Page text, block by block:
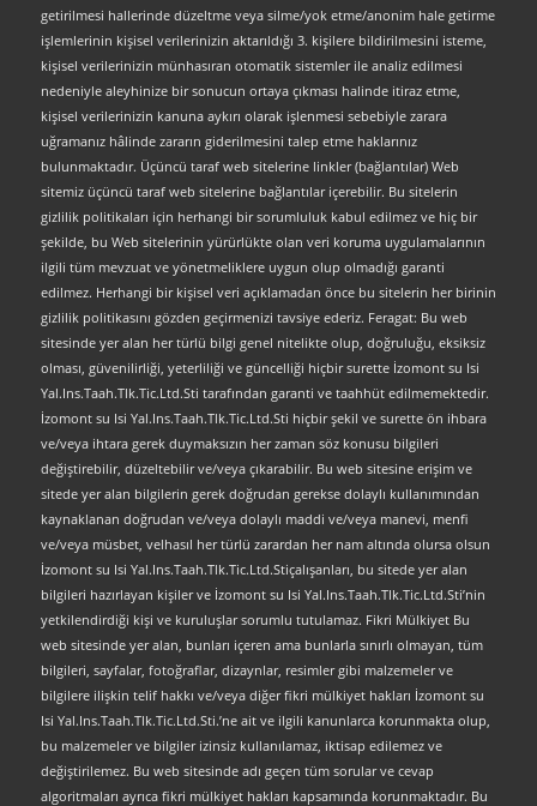
getirilmesi hallerinde düzeltme veya silme/yok etme/anonim hale getirme
işlemlerinin kişisel verilerinizin aktarıldığı 3. kişilere bildirilmesini isteme,
kişisel verilerinizin münhasıran otomatik sistemler ile analiz edilmesi
nedeniyle aleyhinize bir sonucun ortaya çıkması halinde itiraz etme,
kişisel verilerinizin kanuna aykırı olarak işlenmesi sebebiyle zarara
uğramanız hâlinde zararın giderilmesini talep etme haklarınız
bulunmaktadır. Üçüncü taraf web sitelerine linkler (bağlantılar) Web
sitemiz üçüncü taraf web sitelerine bağlantılar içerebilir. Bu sitelerin
gizlilik politikaları için herhangi bir sorumluluk kabul edilmez ve hiç bir
şekilde, bu Web sitelerinin yürürlükte olan veri koruma uygulamalarının
ilgili tüm mevzuat ve yönetmeliklere uygun olup olmadığı garanti
edilmez. Herhangi bir kişisel veri açıklamadan önce bu sitelerin her birinin
gizlilik politikasını gözden geçirmenizi tavsiye ederiz. Feragat: Bu web
sitesinde yer alan her türlü bilgi genel nitelikte olup, doğruluğu, eksiksiz
olması, güvenilirliği, yeterliliği ve güncelliği hiçbir surette İzomont su Isi
Yal.Ins.Taah.Tlk.Tic.Ltd.Sti tarafından garanti ve taahhüt edilmemektedir.
İzomont su Isi Yal.Ins.Taah.Tlk.Tic.Ltd.Sti hiçbir şekil ve surette ön ihbara
ve/veya ihtara gerek duymaksızın her zaman söz konusu bilgileri
değiştirebilir, düzeltebilir ve/veya çıkarabilir. Bu web sitesine erişim ve
sitede yer alan bilgilerin gerek doğrudan gerekse dolaylı kullanımından
kaynaklanan doğrudan ve/veya dolaylı maddi ve/veya manevi, menfi
ve/veya müsbet, velhasıl her türlü zarardan her nam altında olursa olsun
İzomont su Isi Yal.Ins.Taah.Tlk.Tic.Ltd.Stiçalışanları, bu sitede yer alan
bilgileri hazırlayan kişiler ve İzomont su Isi Yal.Ins.Taah.Tlk.Tic.Ltd.Sti’nin
yetkilendirdiği kişi ve kuruluşlar sorumlu tutulamaz. Fikri Mülkiyet Bu
web sitesinde yer alan, bunları içeren ama bunlarla sınırlı olmayan, tüm
bilgileri, sayfalar, fotoğraflar, dizaynlar, resimler gibi malzemeler ve
bilgilere ilişkin telif hakkı ve/veya diğer fikri mülkiyet hakları İzomont su
Isi Yal.Ins.Taah.Tlk.Tic.Ltd.Sti.’ne ait ve ilgili kanunlarca korunmakta olup,
bu malzemeler ve bilgiler izinsiz kullanılamaz, iktisap edilemez ve
değiştirilemez. Bu web sitesinde adı geçen tüm sorular ve cevap
algoritmaları ayrıca fikri mülkiyet hakları kapsamında korunmaktadır. Bu